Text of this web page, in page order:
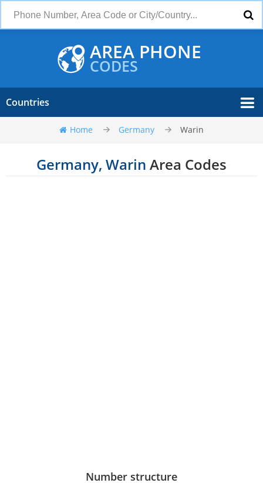
AREA PHONE
CODES
Countries
Home Germany Warin
Germany, Warin Area Codes
Number structure